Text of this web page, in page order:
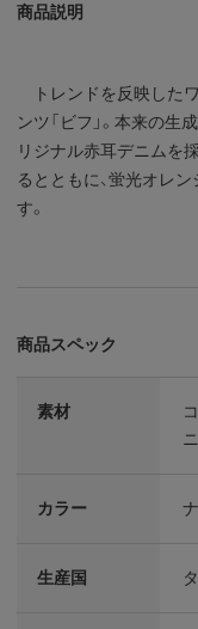
商品説明
トレンドを反映した
ンツ「ビフ」。本来の
リジナル赤耳デニムを
るとともに、蛍光オレ
す。
商品スペック
素材
カラー
生産国